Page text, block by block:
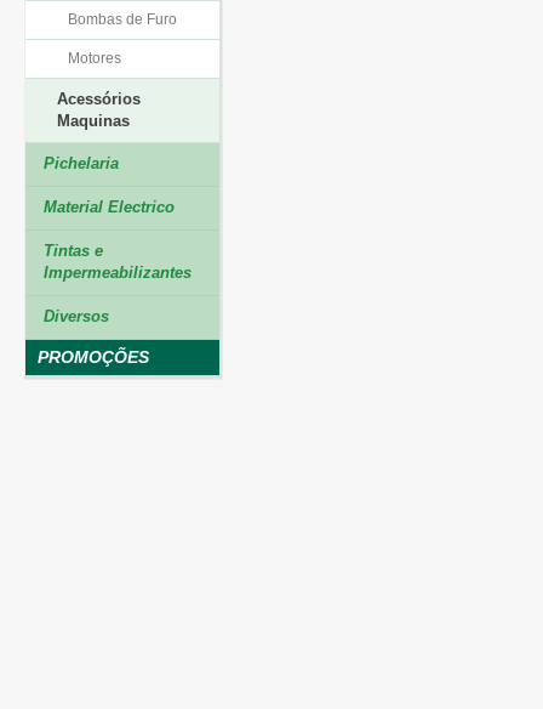
Bombas de Furo
Motores
Acessórios
Maquinas
Pichelaria
Material Electrico
Tintas e
Impermeabilizantes
Diversos
PROMOÇÕES